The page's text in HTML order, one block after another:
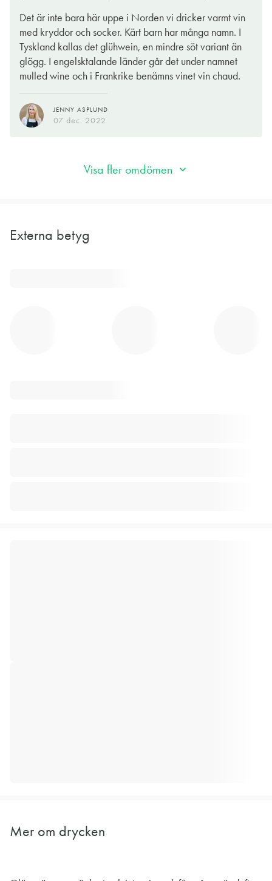
Det är inte bara här uppe i Norden vi dricker varmt vin
med kryddor och socker. Kärt barn har många namn. I
Tyskland kallas det glühwein, en mindre söt variant än
glögg. I engelsktalande länder går det under namnet
mulled wine och i Frankrike benämns vinet vin chaud.
JENNY ASPLUND
07 dec. 2022
Visa fler omdömen
Externa betyg
Mer om drycken